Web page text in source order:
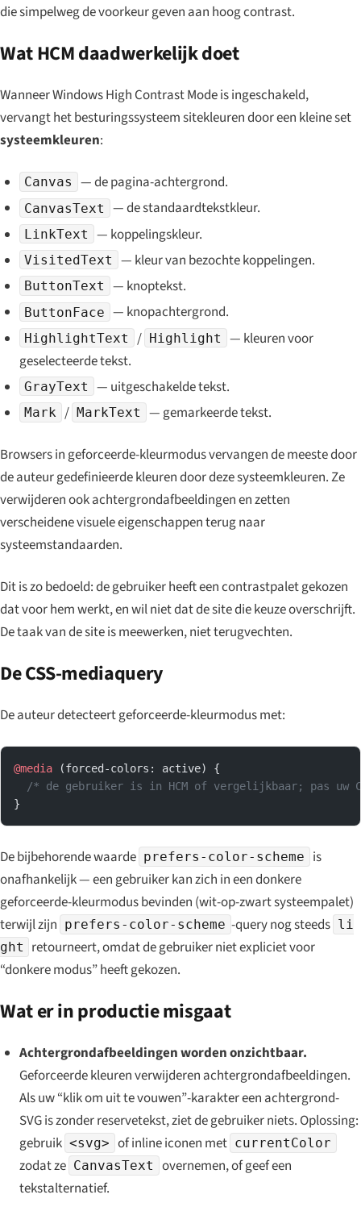
die simpelweg de voorkeur geven aan hoog contrast.
Wat HCM daadwerkelijk doet
Wanneer Windows High Contrast Mode is ingeschakeld,
vervangt het besturingssysteem sitekleur­en door een kleine set
systeemkleuren:
Canvas — de pagina-achtergrond.
CanvasText — de standaardtekstkleur.
LinkText — koppelingskleur.
VisitedText — kleur van bezochte koppelingen.
ButtonText — knoptekst.
ButtonFace — knopachtergrond.
HighlightText / Highlight
— kleuren voor
geselecteerde tekst.
GrayText — uitgeschakelde tekst.
Mark / MarkText — gemarkeerde tekst.
Browsers in geforceerde-kleurmodus vervangen de meeste door
de auteur gedefinieerde kleuren door deze systeemkleuren. Ze
verwijderen ook achtergrondafbeeldingen en zetten
verscheidene visuele eigenschappen terug naar
systeemstandaarden.
Dit is zo bedoeld: de gebruiker heeft een contrastpalet gekozen
dat voor hem werkt, en wil niet dat de site die keuze overschrijft.
De taak van de site ismeewerken, niet terugvechten.
De CSS-mediaquery
De auteur detecteert geforceerde-kleurmodus met:
@media (forced-colors: active) {
/* de gebruiker is in HCM of vergelijkbaar; pas uw
}
De bijbehorende waarde prefers-color-scheme
is
onafhankelijk — een gebruiker kan zich in een donkere
geforceerde-kleurmodus bevinden (wit-op-zwart systeempalet)
terwijl zijn prefers-color-scheme -query nog steeds li
ght
retourneert, omdat de gebruiker niet expliciet voor
“donkere modus” heeft gekozen.
Wat er in productie misgaat
Achtergrondafbeeldingen worden onzichtbaar.
Geforceerde kleuren verwijderen achtergrondafbeeldingen.
Als uw “klik om uit te vouwen”-karakter een achtergrond-
SVG is zonder reservetekst, ziet de gebruiker niets. Oplossing:
gebruik <svg> of inline iconen met currentColor
zodat ze CanvasText
overnemen, of geef een
tekstalternatief.